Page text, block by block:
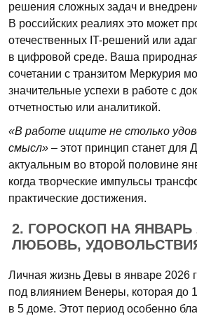
решения сложных задач и
В российских реалиях это может
отечественных IT-решений или
в цифровой среде. Ваша
сочетании с транзитом Меркурия
значительные успехи в работе с
отчетностью или аналитикой.
«В работе ищите не столько
смысл» – этот принцип станет для
актуальным во второй половине
когда творческие импульсы
практические достижения.
2. ГОРОСКОП НА ЯНВАРЬ
ЛЮБОВЬ,
Личная жизнь Девы в январе 2026
под влиянием Венеры, которая до
в 5 доме. Этот период особенно